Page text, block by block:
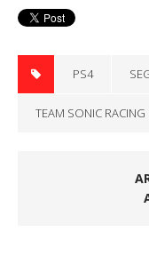
PS4
TEAM SONIC RACING